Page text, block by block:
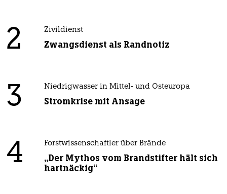
2 Zivildienst
Zwangsdienst als Randnotiz
3 Niedrigwasser in Mittel- und Osteuropa
Stromkrise mit Ansage
4 Forstwissenschaftler über Brände
„Der Mythos vom Brandstifter hält sich
hartnäckig“